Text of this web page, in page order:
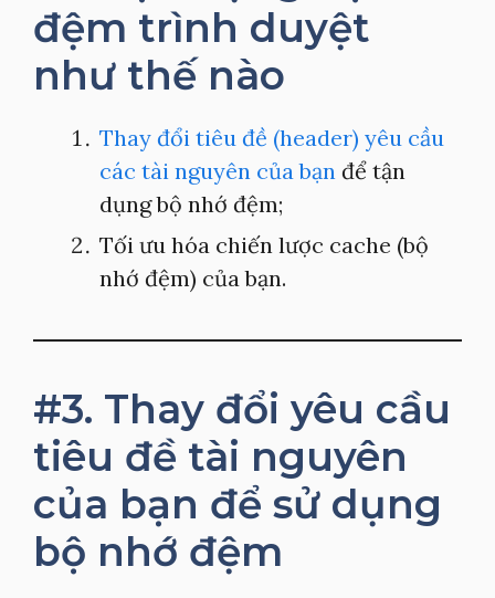
đệm trình duyệt
như thế nào
Thay đổi tiêu đề (header) yêu cầu
các tài nguyên của bạn để tận
dụng bộ nhớ đệm;
Tối ưu hóa chiến lược cache (bộ
nhớ đệm) của bạn.
#3. Thay đổi yêu cầu
tiêu đề tài nguyên
của bạn để sử dụng
bộ nhớ đệm